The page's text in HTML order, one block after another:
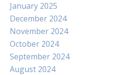
January 2025
December 2024
November 2024
October 2024
September 2024
August 2024